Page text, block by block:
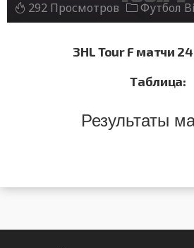
292 Просмотров Футбол
3HL Tour F матчи
Таблица:
Результаты